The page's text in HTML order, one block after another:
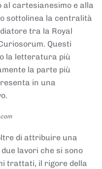
al cartesianesimo e alla
sottolinea la centralità
tra la Royal
Questi
la letteratura più
la parte più
in una
di attribuire una
lavori che si sono
trattati, il rigore della